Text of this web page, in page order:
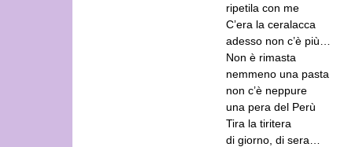
ripetila con me
C’era la ceralacca
adesso non c’è più…
Non è rimasta
nemmeno una pasta
non c’è neppure
una pera del Perù
Tira la tiritera
di giorno, di sera…